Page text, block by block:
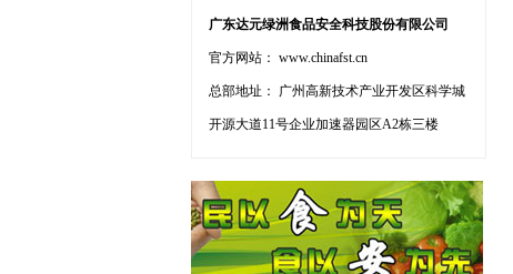
广东达元绿洲食品安全科技股份有限公司
官方网站： www.chinafst.cn
总部地址： 广州高新技术产业开发区科学城
开源大道11号企业加速器园区A2栋三楼